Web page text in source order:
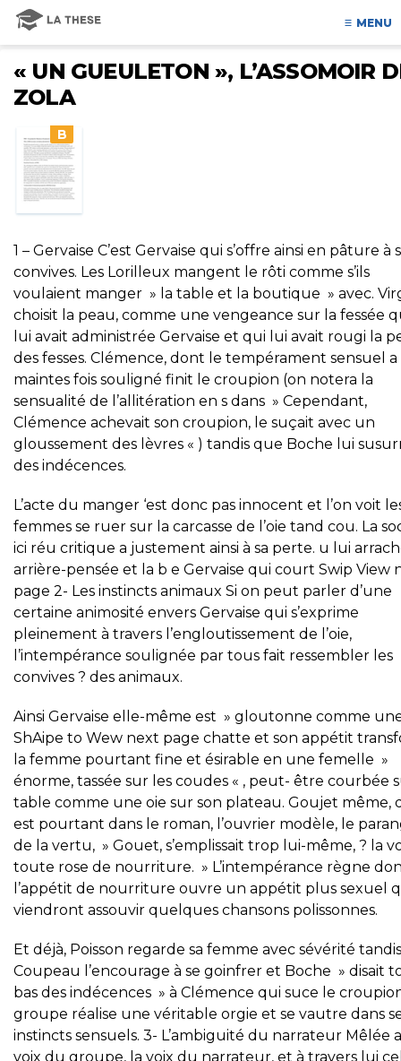
MENU
« UN GUEULETON », L’ASSOMOIR
ZOLA
B
1 – Gervaise C’est Gervaise qui s’offre ainsi en pâture à
convives. Les Lorilleux mangent le rôti comme s’ils
voulaient manger » la table et la boutique » avec.
choisit la peau, comme une vengeance sur la fessée
lui avait administrée Gervaise et qui lui avait rougi la
des fesses. Clémence, dont le tempérament sensuel
maintes fois souligné finit le croupion (on notera la
sensualité de l’allitération en s dans » Cependant,
Clémence achevait son croupion, le suçait avec un
gloussement des lèvres « ) tandis que Boche lui
des indécences.
L’acte du manger ‘est donc pas innocent et l’on voit
femmes se ruer sur la carcasse de l’oie tand cou. La
ici réu critique a justement ainsi à sa perte. u lui
arrière-pensée et la b e Gervaise qui court Swip View
page 2- Les instincts animaux Si on peut parler d’une
certaine animosité envers Gervaise qui s’exprime
pleinement à travers l’engloutissement de l’oie,
l’intempérance soulignée par tous fait ressembler les
convives ? des animaux.
Ainsi Gervaise elle-même est » gloutonne comme
ShAipe to Wew next page chatte et son appétit
la femme pourtant fine et ésirable en une femelle »
énorme, tassée sur les coudes « , peut- être courbée
table comme une oie sur son plateau. Goujet même,
est pourtant dans le roman, l’ouvrier modèle, le
de la vertu, » Gouet, s’emplissait trop lui-même, ? la
toute rose de nourriture. » L’intempérance règne
l’appétit de nourriture ouvre un appétit plus sexuel
viendront assouvir quelques chansons polissonnes.
Et déjà, Poisson regarde sa femme avec sévérité
Coupeau l’encourage à se goinfrer et Boche » disait
bas des indécences » à Clémence qui suce le
groupe réalise une véritable orgie et se vautre dans
instincts sensuels. 3- L’ambiguité du narrateur Mêlée
voix du groupe, la voix du narrateur, et à travers lui